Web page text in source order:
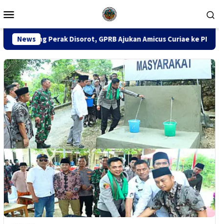
ke
Mobile
NewsGPRB Ajukan Amicus Curiae ke PN Tipikor Surabaya